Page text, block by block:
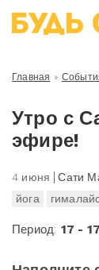
Главная »
Утро с
эфире!
4 июня Сати
йога
Период: 17 -